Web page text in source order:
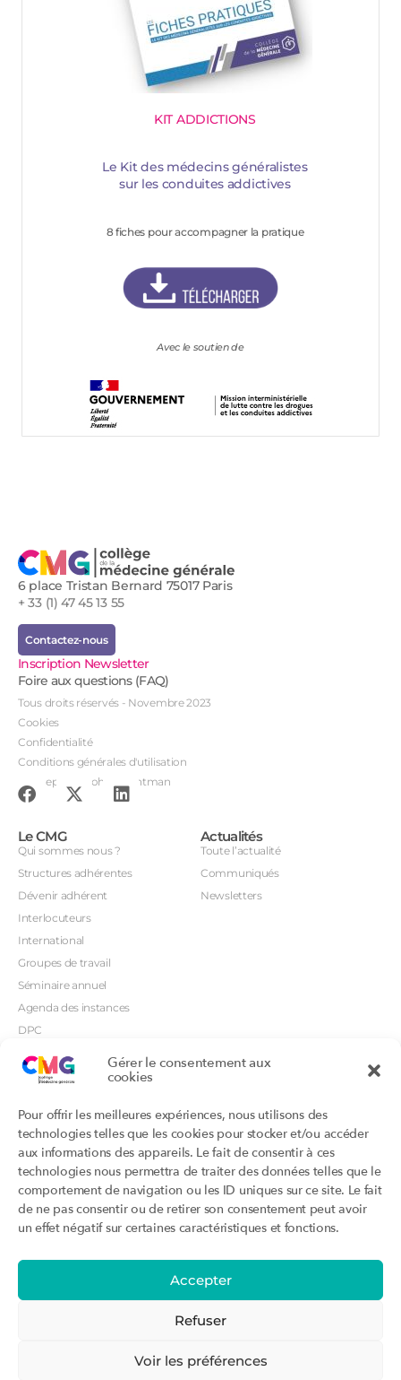
Gérer le consentement aux
cookies
Pour offrir les meilleures expériences, nous utilisons des
technologies telles que les cookies pour stocker et/ou accéder
aux informations des appareils. Le fait de consentir à ces
technologies nous permettra de traiter des données telles que le
comportement de navigation ou les ID uniques sur ce site. Le fait
de ne pas consentir ou de retirer son consentement peut avoir
un effet négatif sur certaines caractéristiques et fonctions.
Accepter
Refuser
Voir les préférences
KIT ADDICTIONS
Le Kit des médecins généralistes
sur les conduites addictives
8 fiches pour accompagner la pratique
Avec le soutien de
6 place Tristan Bernard 75017 Paris
+ 33 (1) 47 45 13 55
Contactez-nous
Inscription Newsletter
Foire aux questions (FAQ)
Tous droits réservés - Novembre 2023
Cookies
Confidentialité
Conditions générales d'utilisation
Conception : John Brightman
Le CMG
Qui sommes nous ?
Structures adhérentes
Dévenir adhérent
Interlocuteurs
International
Groupes de travail
Séminaire annuel
Agenda des instances
DPC
Orientations prioritaires
Actualités
Toute l’actualité
Communiqués
Newsletters
Productions
Productions du Collège
Productions des structures
adhérentes
Labellisation
Addictions et médecine générale
Et si c’était une maladie rare ?
Portails
Annuaire DU/DIU
Archimede.fr
Ebmfrance.net
Toutes les recos
Certificats-absurdes.fr
la contraception dite masculine
Activité « sommeil »
Évènements
CMGF 2025
CMGF - Editions précédentes
Agenda